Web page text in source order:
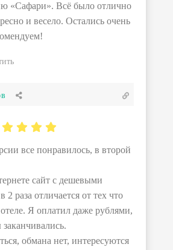
«Сафари». Всё было отлично
и весело. Остались очень
все понравилось, в второй
сайт с дешевыми
раза отличается от тех что
Я оплатил даже рублями,
обмана нет, интересуются